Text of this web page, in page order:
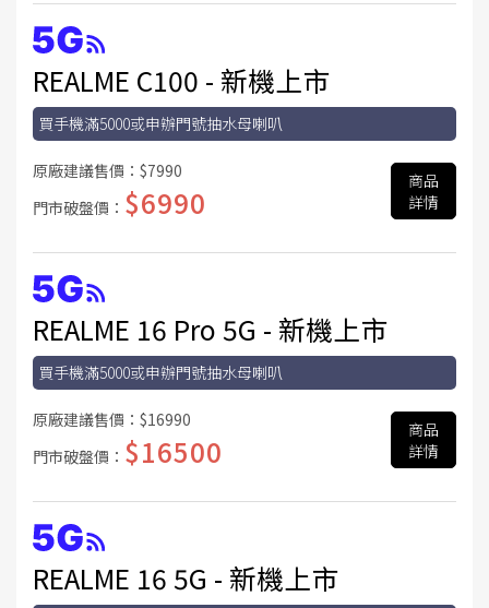
REALME C100 - 新機上市
買手機滿5000或申辦門號抽水母喇叭
原廠建議售價： $7990
門市破盤價： $6990
商品
詳情
REALME 16 Pro 5G - 新機上市
買手機滿5000或申辦門號抽水母喇叭
原廠建議售價： $16990
門市破盤價： $16500
商品
詳情
REALME 16 5G - 新機上市